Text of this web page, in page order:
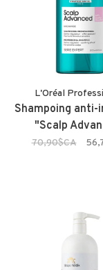
L'Oréal
Shampoing
"Scalp
70,90$CA